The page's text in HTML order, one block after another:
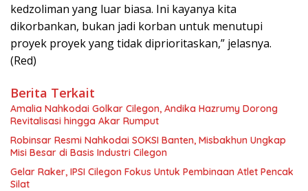
kedzoliman yang luar biasa. Ini kayanya kita
dikorbankan, bukan jadi korban untuk menutupi
proyek proyek yang tidak diprioritaskan,” jelasnya.
(Red)
Berita Terkait
Amalia Nahkodai Golkar Cilegon, Andika Hazrumy Dorong
Revitalisasi hingga Akar Rumput
Robinsar Resmi Nahkodai SOKSI Banten, Misbakhun Ungkap
Misi Besar di Basis Industri Cilegon
Gelar Raker, IPSI Cilegon Fokus Untuk Pembinaan Atlet Pencak
Silat